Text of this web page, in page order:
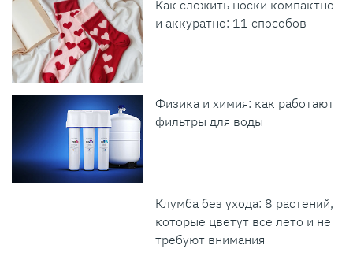
Как сложить носки компактно
и аккуратно: 11 способов
Физика и химия: как работают
фильтры для воды
Клумба без ухода: 8 растений,
которые цветут все лето и не
требуют внимания